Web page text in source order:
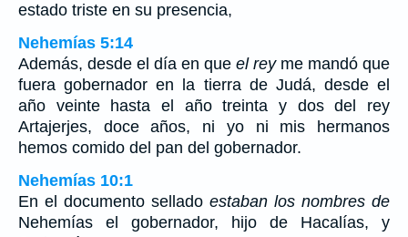
estado triste en su presencia,
Nehemías 5:14
Además, desde el día en que el reyme mandó que
fuera gobernador en la tierra de Judá, desde el
año veinte hasta el año treinta y dos del rey
Artajerjes, doce años, ni yo ni mis hermanos
hemos comido del pan del gobernador.
Nehemías 10:1
En el documento sellado estaban los nombres de
Nehemías el gobernador, hijo de Hacalías, y